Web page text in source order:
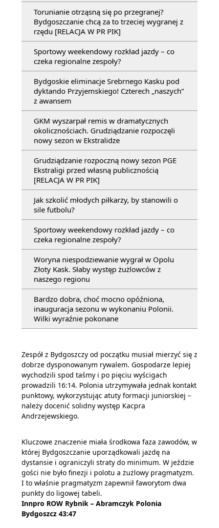
Torunianie otrząsną się po przegranej?
Bydgoszczanie chcą za to trzeciej wygranej z
rzędu [RELACJA W PR PIK]
Sportowy weekendowy rozkład jazdy – co
czeka regionalne zespoły?
Bydgoskie eliminacje Srebrnego Kasku pod
dyktando Przyjemskiego! Czterech „naszych”
z awansem
GKM wyszarpał remis w dramatycznych
okolicznościach. Grudziądzanie rozpoczęli
nowy sezon w Ekstralidze
Grudziądzanie rozpoczną nowy sezon PGE
Ekstraligi przed własną publicznością
[RELACJA W PR PIK]
Jak szkolić młodych piłkarzy, by stanowili o
sile futbolu?
Sportowy weekendowy rozkład jazdy – co
czeka regionalne zespoły?
Woryna niespodziewanie wygrał w Opolu
Złoty Kask. Słaby występ żużlowców z
naszego regionu
Bardzo dobra, choć mocno opóźniona,
inauguracja sezonu w wykonaniu Polonii.
Wilki wyraźnie pokonane
Zespół z Bydgoszczy od początku musiał mierzyć się z
dobrze dysponowanym rywalem. Gospodarze lepiej
wychodzili spod taśmy i po pięciu wyścigach
prowadzili 16:14. Polonia utrzymywała jednak kontakt
punktowy, wykorzystując atuty formacji juniorskiej –
należy docenić solidny występ Kacpra
Andrzejewskiego.
Kluczowe znaczenie miała środkowa faza zawodów, w
której Bydgoszczanie uporządkowali jazdę na
dystansie i ograniczyli straty do minimum. W jeździe
gości nie było finezji i polotu a żużlowy pragmatyzm.
I to właśnie pragmatyzm zapewnił faworytom dwa
punkty do ligowej tabeli.
Innpro ROW Rybnik – Abramczyk Polonia
Bydgoszcz 43:47